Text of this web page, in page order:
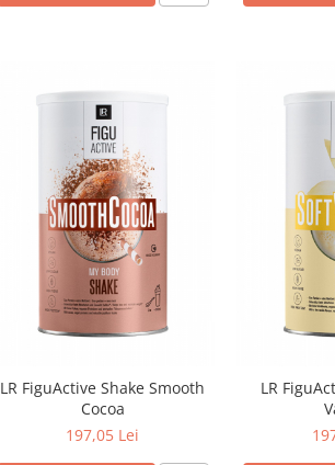
LR FiguActive Shake Smooth
Cocoa
197,05 Lei
LR